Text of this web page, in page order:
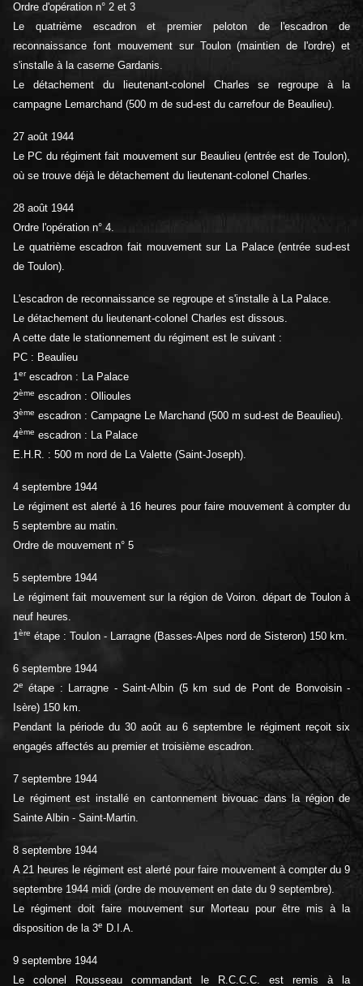
Ordre d'opération n° 2 et 3
Le quatrième escadron et premier peloton de l'escadron de
reconnaissance font mouvement sur Toulon (maintien de l'ordre) et
s'installe à la caserne Gardanis.
Le détachement du lieutenant-colonel Charles se regroupe à la
campagne Lemarchand (500 m de sud-est du carrefour de Beaulieu).
27 août 1944
Le PC du régiment fait mouvement sur Beaulieu (entrée est de Toulon),
où se trouve déjà le détachement du lieutenant-colonel Charles.
28 août 1944
Ordre l'opération n° 4.
Le quatrième escadron fait mouvement sur La Palace (entrée sud-est
de Toulon).
L'escadron de reconnaissance se regroupe et s'installe à La Palace.
Le détachement du lieutenant-colonel Charles est dissous.
A cette date le stationnement du régiment est le suivant :
PC : Beaulieu
1erescadron : La Palace
2ème escadron : Ollioules
3ème escadron : Campagne Le Marchand (500 m sud-est de Beaulieu).
4ème escadron : La Palace
E.H.R. : 500 m nord de La Valette (Saint-Joseph).
4 septembre 1944
Le régiment est alerté à 16 heures pour faire mouvement à compter du
5 septembre au matin.
Ordre de mouvement n° 5
5 septembre 1944
Le régiment fait mouvement sur la région de Voiron. départ de Toulon à
neuf heures.
1ère étape : Toulon - Larragne (Basses-Alpes nord de Sisteron) 150 km.
6 septembre 1944
2e
étape : Larragne - Saint-Albin (5 km sud de Pont de Bonvoisin -
Isère) 150 km.
Pendant la période du 30 août au 6 septembre le régiment reçoit six
engagés affectés au premier et troisième escadron.
7 septembre 1944
Le régiment est installé en cantonnement bivouac dans la région de
Sainte Albin - Saint-Martin.
8 septembre 1944
A 21 heures le régiment est alerté pour faire mouvement à compter du 9
septembre 1944 midi (ordre de mouvement en date du 9 septembre).
Le régiment doit faire mouvement sur Morteau pour être mis à la
disposition de la 3e D.I.A.
9 septembre 1944
Le colonel Rousseau commandant le R.C.C.C. est remis à la